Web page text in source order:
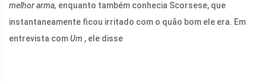
melhor arma, enquanto também conhecia Scorsese, que
instantaneamente ficou irritado com o quão bom ele era. Em
entrevista comUm , ele disse